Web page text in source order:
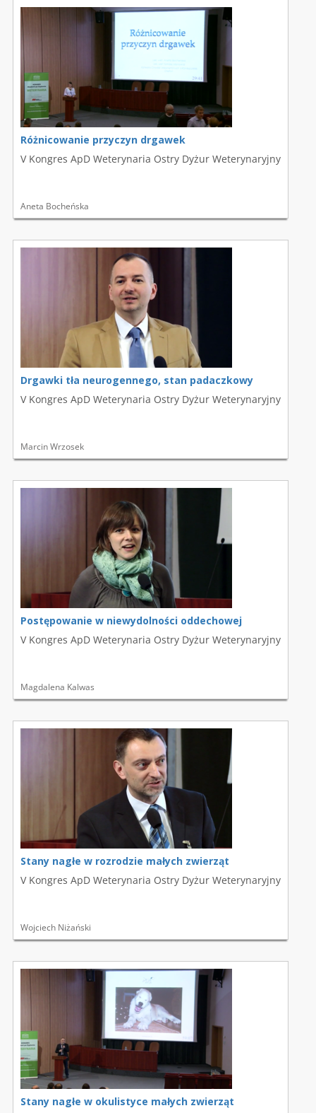
Różnicowanie przyczyn drgawek
V Kongres ApD Weterynaria Ostry Dyżur Weterynaryjny
Aneta Bocheńska
Drgawki tła neurogennego, stan padaczkowy
V Kongres ApD Weterynaria Ostry Dyżur Weterynaryjny
Marcin Wrzosek
Postępowanie w niewydolności oddechowej
V Kongres ApD Weterynaria Ostry Dyżur Weterynaryjny
Magdalena Kalwas
Stany nagłe w rozrodzie małych zwierząt
V Kongres ApD Weterynaria Ostry Dyżur Weterynaryjny
Wojciech Niżański
Stany nagłe w okulistyce małych zwierząt